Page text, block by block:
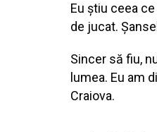
Eu știu ceea
de jucat.
Sincer să fiu,
lumea. Eu am
Craiova.